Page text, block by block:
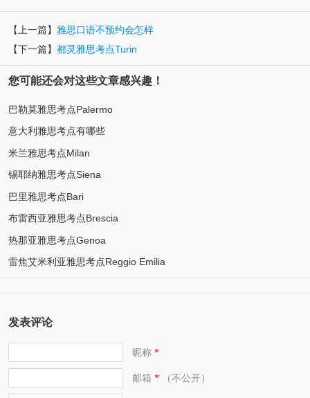
【上一篇】 雅思口语不预约会怎样
【下一篇】 都灵雅思考点Turin
您可能还会对这些文章感兴趣！
巴勒莫雅思考点Palermo
意大利雅思考点有哪些
米兰雅思考点Milan
锡耶纳雅思考点Siena
巴里雅思考点Bari
布雷西亚雅思考点Brescia
热那亚雅思考点Genoa
雷焦艾米利亚雅思考点Reggio Emilia
发表评论
昵称*
邮箱 *（不公开）